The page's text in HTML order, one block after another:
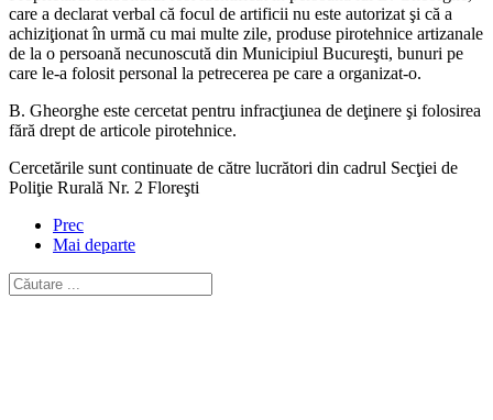
care a declarat verbal că focul de artificii nu este autorizat şi că a
achiziţionat în urmă cu mai multe zile, produse pirotehnice artizanale
de la o persoană necunoscută din Municipiul Bucureşti, bunuri pe
care le-a folosit personal la petrecerea pe care a organizat-o.
B. Gheorghe este cercetat pentru infracţiunea de deţinere şi folosirea
fără drept de articole pirotehnice.
Cercetările sunt continuate de către lucrători din cadrul Secţiei de
Poliţie Rurală Nr. 2 Floreşti
Prec
Mai departe